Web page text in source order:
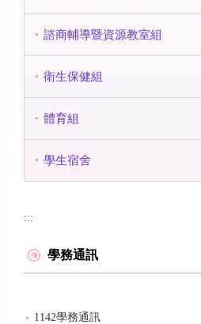
諮商輔導暨資源教室組
衛生保健組
體育組
學生宿舍
:::
學務通訊
1142學務通訊